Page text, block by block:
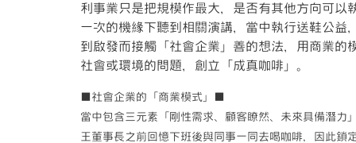
利事業只是把規模作最大，是否有其他方向可以
一次的機緣下聽到相關演講，當中執行送鞋公益
到啟發而接觸「社會企業」善的想法，用商業的
社會或環境的問題，創立「成真咖啡」。
■社會企業的「商業模式」■
當中包含三元素「剛性需求、顧客瞭然、未來具備潛力
王董事長之前回憶下班後與同事一同去喝咖啡，因此鎖